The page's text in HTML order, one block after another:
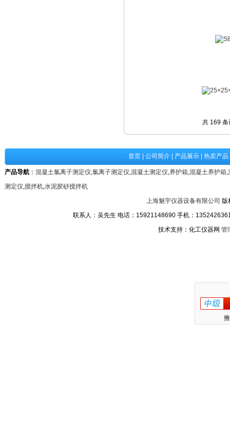
共 169
首页 公司简介 产品展示 热卖产品
产品导航 ： 混凝土氯离子测定仪,氯离子测定仪,混凝土测定仪,养护箱,混凝土养护箱,
测定仪,搅拌机,水泥胶砂搅拌机
上海魅宇仪器设备有限公司 版
联系人：吴先生 电话：15921148690 手机：
技术支持：化工仪器网 管